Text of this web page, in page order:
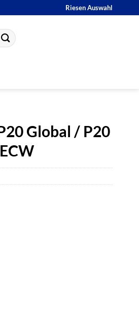
Riesen Auswahl
Global / P20